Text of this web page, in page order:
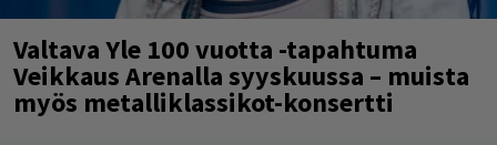
Valtava Yle 100 vuotta -tapahtuma
Veikkaus Arenalla syyskuussa – muista
myös metalliklassikot-konsertti